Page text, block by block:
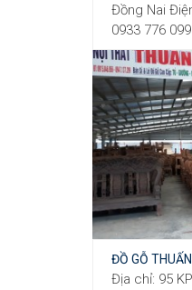
Đồng Nai
0933 776
ĐỒ GỖ
Địa chỉ: 95